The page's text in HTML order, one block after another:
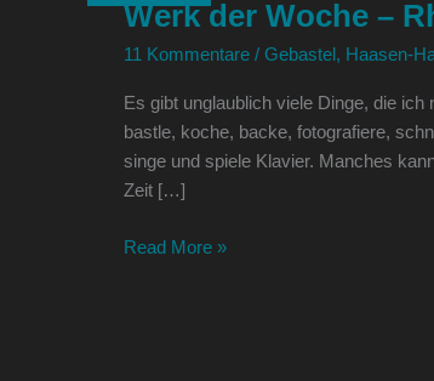
Werk der Woche –
11 Kommentare / Gebastel, Haasen-
Es gibt unglaublich viele Dinge, die
bastle, koche, backe, fotografiere,
singe und spiele Klavier. Manches
Zeit […]
Woche
–
neues
Heim
Read More »